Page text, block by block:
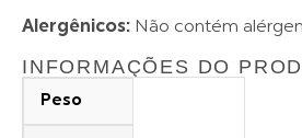
Alergênicos: Não contém
INFORMAÇÕES DO
Peso